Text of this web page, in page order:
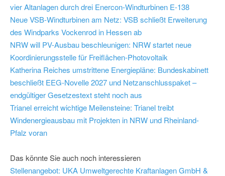
vier Altanlagen durch drei Enercon-Windturbinen E-138
Neue VSB-Windturbinen am Netz: VSB schließt Erweiterung
des Windparks Vockenrod in Hessen ab
NRW will PV-Ausbau beschleunigen: NRW startet neue
Koordinierungsstelle für Freiflächen-Photovoltaik
Katherina Reiches umstrittene Energiepläne: Bundeskabinett
beschließt EEG-Novelle 2027 und Netzanschlusspaket –
endgültiger Gesetzestext steht noch aus
Trianel erreicht wichtige Meilensteine: Trianel treibt
Windenergieausbau mit Projekten in NRW und Rheinland-
Pfalz voran
Das könnte Sie auch noch interessieren
Stellenangebot: UKA Umweltgerechte Kraftanlagen GmbH &